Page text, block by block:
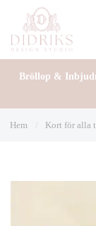
Bröllop &
Hem Kort för alla